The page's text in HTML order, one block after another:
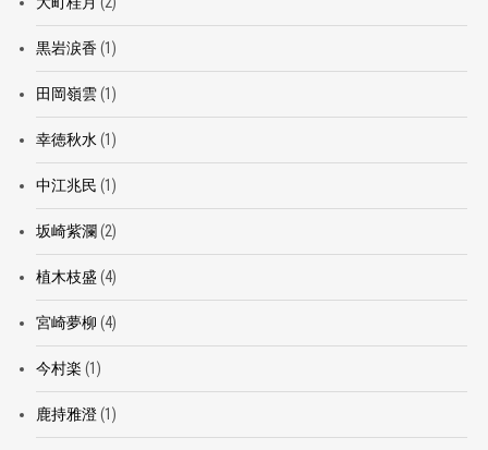
黒岩涙香(1)
田岡嶺雲(1)
幸徳秋水 (1)
中江兆民 (1)
坂崎紫瀾 (2)
植木枝盛 (4)
宮崎夢柳 (4)
今村楽 (1)
鹿持雅澄(1)